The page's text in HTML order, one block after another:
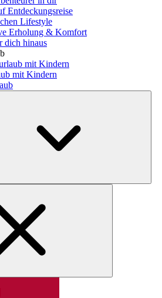
Entdeckungsreise
Lifestyle
Erholung & Komfort
dich hinaus
mit Kindern
mit Kindern